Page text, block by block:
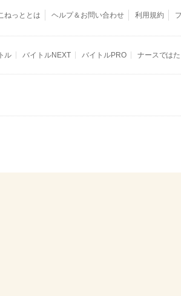
ねっととは ヘルプ＆お問い合わせ 利用規約
ル バイトルNEXT バイトルPRO ナースでは